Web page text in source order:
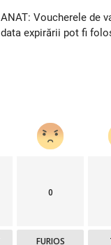
ANAT: Voucherele de
data expirării pot fi
0
FURIOS
Dubai